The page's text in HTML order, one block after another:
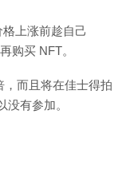
上涨前趁自己
购买 NFT。
，而且将在佳士得拍
有参加。